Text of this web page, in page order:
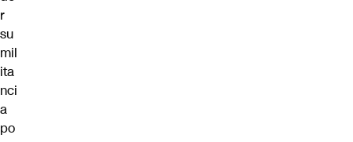
r
su
mil
ita
nci
a
po